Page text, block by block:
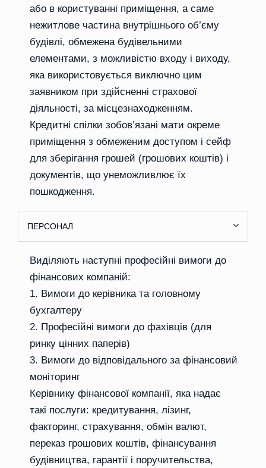
або в користуванні приміщення, а саме
нежитлове частина внутрішнього об’єму
будівлі, обмежена будівельними
елементами, з можливістю входу і виходу,
яка використовується виключно цим
заявником при здійсненні страхової
діяльності, за місцезнаходженням.
Кредитні спілки зобов’язані мати окреме
приміщення з обмеженим доступом і сейф
для зберігання грошей (грошових коштів) і
документів, що унеможливлює їх
пошкодження.
ПЕРСОНАЛ
Виділяють наступні професійні вимоги до
фінансових компаній:
Вимоги до керівника та головному
бухгалтеру
Професійні вимоги до фахівців (для
ринку цінних паперів)
Вимоги до відповідального за фінансовий
моніторинг
Керівнику фінансової компанії, яка надає
такі послуги: кредитування, лізинг,
факторинг, страхування, обмін валют,
переказ грошових коштів, фінансування
будівництва, гарантії і поручительства,